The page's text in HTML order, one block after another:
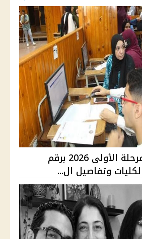
نتيجة تنسيق المرحلة الأولى 2026 برقم
وتفاصيل ال...